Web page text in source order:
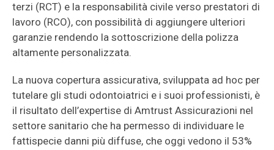
terzi (RCT) e la responsabilità civile verso prestatori di
lavoro (RCO), con possibilità di aggiungere ulteriori
garanzie rendendo la sottoscrizione della polizza
altamente personalizzata.
La nuova copertura assicurativa, sviluppata ad hoc per
tutelare gli studi odontoiatrici e i suoi professionisti, è
il risultato dell’expertise di Amtrust Assicurazioni nel
settore sanitario che ha permesso di individuare le
fattispecie danni più diffuse, che oggi vedono il 53%